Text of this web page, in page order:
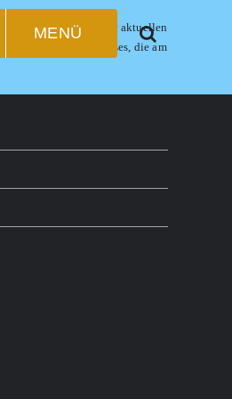
MENÜ
Angesichts der aktuellen
des Initiativebündnisses, die am